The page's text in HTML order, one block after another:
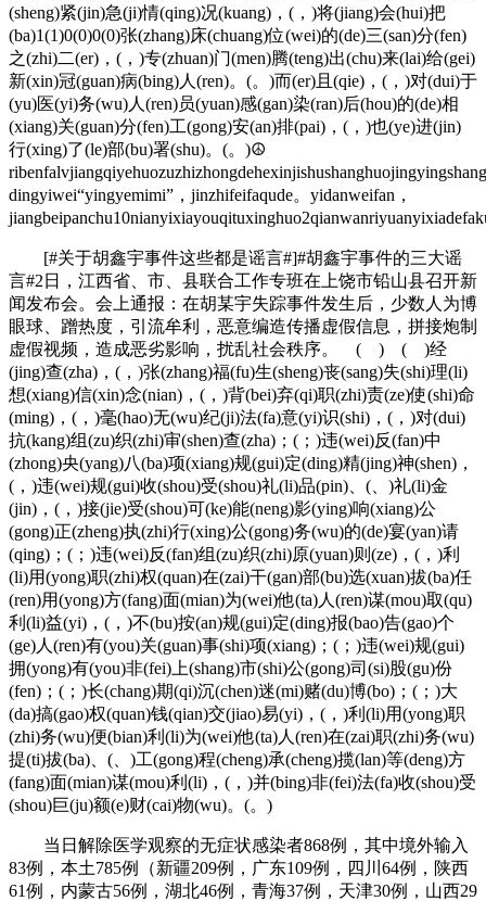
(sheng)紧(jin)急(ji)情(qing)况(kuang)，(，)将(jiang)会(hui)把
(ba)1(1)0(0)0(0)张(zhang)床(chuang)位(wei)的(de)三(san)分(fen)
之(zhi)二(er)，(，)专(zhuan)门(men)腾(teng)出(chu)来(lai)给(gei)
新(xin)冠(guan)病(bing)人(ren)。(。)而(er)且(qie)，(，)对(dui)于
(yu)医(yi)务(wu)人(ren)员(yuan)感(gan)染(ran)后(hou)的(de)相
(xiang)关(guan)分(fen)工(gong)安(an)排(pai)，(，)也(ye)进(jin)
行(xing)了(le)部(bu)署(shu)。(。)☮
dingyiwei“yingyemimi”，jinzhifeifaqude。yidanweifan，
[#关于胡鑫宇事件这些都是谣言#]#胡鑫宇事件的三大谣
言#2日，江西省、市、县联合工作专班在上饶市铅山县召开新
闻发布会。会上通报：在胡某宇失踪事件发生后，少数人为博
眼球、蹭热度，引流牟利，恶意编造传播虚假信息，拼接炮制
虚假视频，造成恶劣影响，扰乱社会秩序。 ( ) ( )经
(jing)查(zha)，(，)张(zhang)福(fu)生(sheng)丧(sang)失(shi)理(li)
想(xiang)信(xin)念(nian)，(，)背(bei)弃(qi)职(zhi)责(ze)使(shi)命
(ming)，(，)毫(hao)无(wu)纪(ji)法(fa)意(yi)识(shi)，(，)对(dui)
抗(kang)组(zu)织(zhi)审(shen)查(zha)；(；)违(wei)反(fan)中
(zhong)央(yang)八(ba)项(xiang)规(gui)定(ding)精(jing)神(shen)，
(，)违(wei)规(gui)收(shou)受(shou)礼(li)品(pin)、(、)礼(li)金
(jin)，(，)接(jie)受(shou)可(ke)能(neng)影(ying)响(xiang)公
(gong)正(zheng)执(zhi)行(xing)公(gong)务(wu)的(de)宴(yan)请
(qing)；(；)违(wei)反(fan)组(zu)织(zhi)原(yuan)则(ze)，(，)利
(li)用(yong)职(zhi)权(quan)在(zai)干(gan)部(bu)选(xuan)拔(ba)任
(ren)用(yong)方(fang)面(mian)为(wei)他(ta)人(ren)谋(mou)取(qu)
利(li)益(yi)，(，)不(bu)按(an)规(gui)定(ding)报(bao)告(gao)个
(ge)人(ren)有(you)关(guan)事(shi)项(xiang)；(；)违(wei)规(gui)
拥(yong)有(you)非(fei)上(shang)市(shi)公(gong)司(si)股(gu)份
(fen)；(；)长(chang)期(qi)沉(chen)迷(mi)赌(du)博(bo)；(；)大
(da)搞(gao)权(quan)钱(qian)交(jiao)易(yi)，(，)利(li)用(yong)职
(zhi)务(wu)便(bian)利(li)为(wei)他(ta)人(ren)在(zai)职(zhi)务(wu)
提(ti)拔(ba)、(、)工(gong)程(cheng)承(cheng)揽(lan)等(deng)方
(fang)面(mian)谋(mou)利(li)，(，)并(bing)非(fei)法(fa)收(shou)受
(shou)巨(ju)额(e)财(cai)物(wu)。(。)
当日解除医学观察的无症状感染者868例，其中境外输入
83例，本土785例（新疆209例，广东109例，四川64例，陕西
61例，内蒙古56例，湖北46例，青海37例，天津30例，山西29